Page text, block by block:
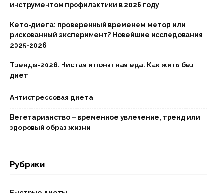
инструментом профилактики в 2026 году
Кето-диета: проверенный временем метод или
рискованный эксперимент? Новейшие исследования
2025-2026
Тренды‑2026: Чистая и понятная еда. Как жить без
диет
Антистрессовая диета
Вегетарианство – временное увлечение, тренд или
здоровый образ жизни
Рубрики